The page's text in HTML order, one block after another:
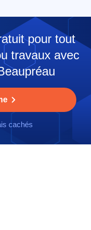
pour tout
travaux avec
cachés